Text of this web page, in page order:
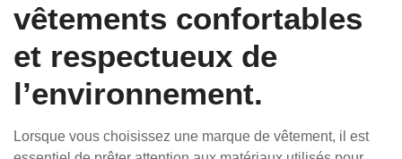
vêtements confortables
et respectueux de
l’environnement.
Lorsque vous choisissez une marque de vêtement, il est